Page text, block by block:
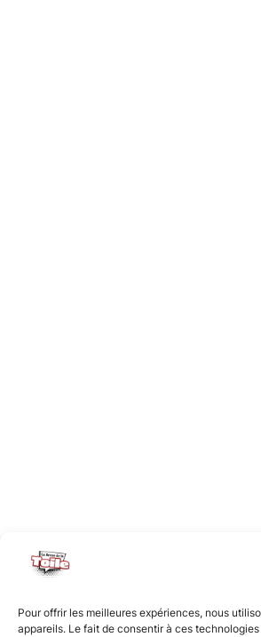
Pour offrir les meilleures expériences, nous
appareils. Le fait de consentir à ces